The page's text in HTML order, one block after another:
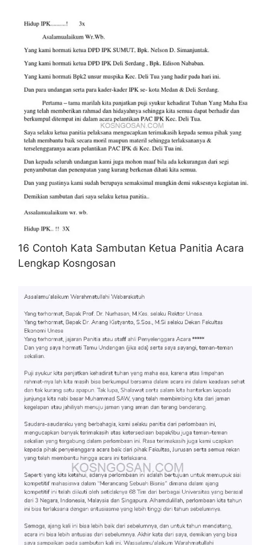
16 Contoh Kata Sambutan Ketua Panitia Acara
Lengkap Kosngosan